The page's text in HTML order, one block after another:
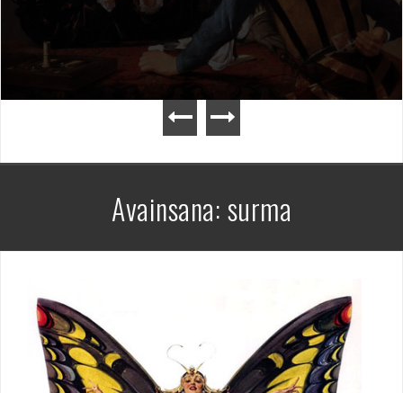
Avainsana:surma